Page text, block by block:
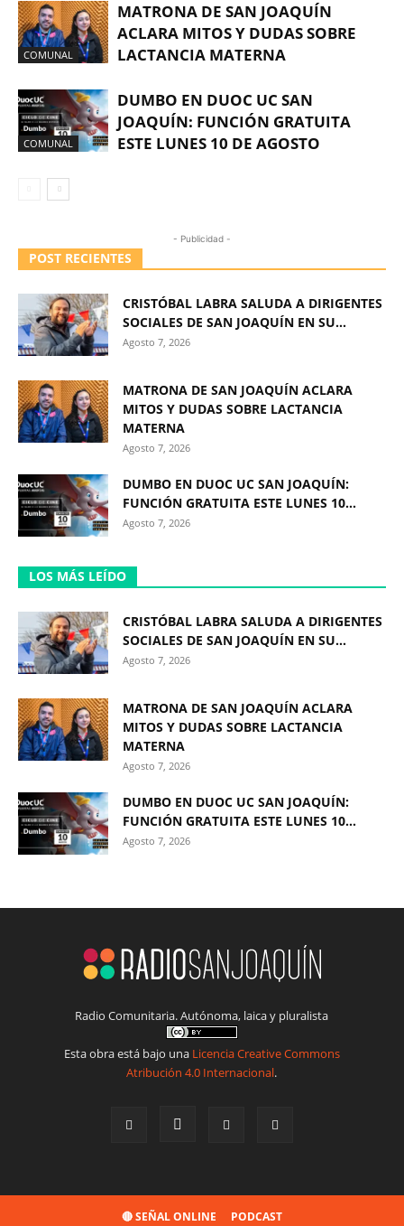
COMUNAL
MATRONA DE SAN JOAQUÍN
ACLARA MITOS Y DUDAS SOBRE
LACTANCIA MATERNA
COMUNAL
DUMBO EN DUOC UC SAN
JOAQUÍN: FUNCIÓN GRATUITA
ESTE LUNES 10 DE AGOSTO
- Publicidad -
POST RECIENTES
CRISTÓBAL LABRA SALUDA A DIRIGENTES
SOCIALES DE SAN JOAQUÍN EN SU...
Agosto 7, 2026
MATRONA DE SAN JOAQUÍN ACLARA
MITOS Y DUDAS SOBRE LACTANCIA
MATERNA
Agosto 7, 2026
DUMBO EN DUOC UC SAN JOAQUÍN:
FUNCIÓN GRATUITA ESTE LUNES 10...
Agosto 7, 2026
LOS MÁS LEÍDO
CRISTÓBAL LABRA SALUDA A DIRIGENTES
SOCIALES DE SAN JOAQUÍN EN SU...
Agosto 7, 2026
MATRONA DE SAN JOAQUÍN ACLARA
MITOS Y DUDAS SOBRE LACTANCIA
MATERNA
Agosto 7, 2026
DUMBO EN DUOC UC SAN JOAQUÍN:
FUNCIÓN GRATUITA ESTE LUNES 10...
Agosto 7, 2026
Radio Comunitaria. Autónoma, laica y pluralista
Esta obra está bajo una Licencia Creative Commons
Atribución 4.0 Internacional.
🔴 SEÑAL ONLINE PODCAST